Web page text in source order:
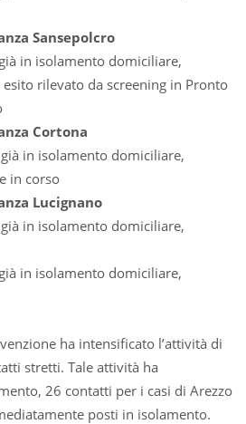
Sansepolcro
in isolamento domiciliare,
rilevato da screening in Pronto
Cortona
in isolamento domiciliare,
in corso
Lucignano
in isolamento domiciliare,
in isolamento domiciliare,
ha intensificato l’attività di
stretti. Tale attività ha
26 contatti per i casi di Arezzo
posti in isolamento.